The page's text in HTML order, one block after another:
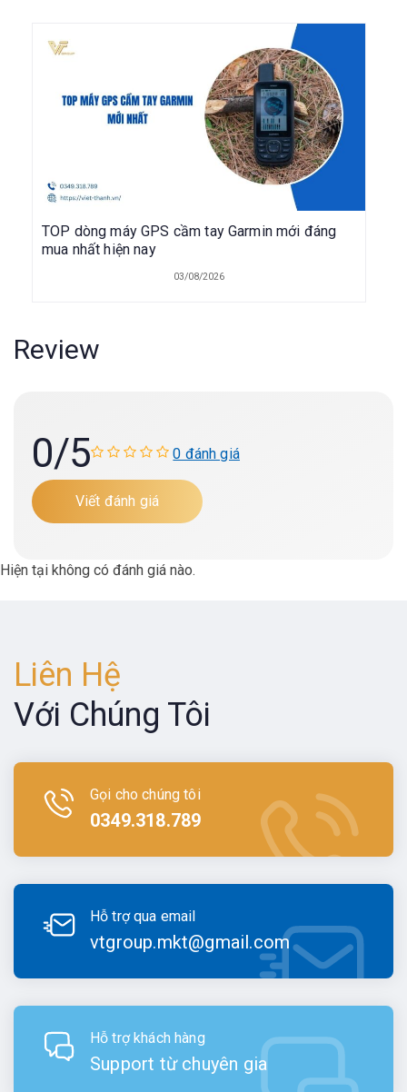
TOP dòng máy GPS cầm tay Garmin mới đáng
mua nhất hiện nay
03/08/2026
Review
0/5 0 đánh giá
Viết đánh giá
Hiện tại không có đánh giá nào.
Liên Hệ
Với Chúng Tôi
Gọi cho chúng tôi
0349.318.789
Hỗ trợ qua email
vtgroup.mkt@gmail.com
Hỗ trợ khách hàng
Support từ chuyên gia